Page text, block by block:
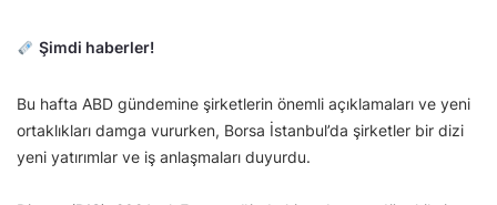
Şimdi haberler!
Bu hafta ABD gündemine şirketlerin önemli açıklamaları ve yeni
ortaklıkları damga vururken, Borsa İstanbul’da şirketler bir dizi
yeni yatırımlar ve iş anlaşmaları duyurdu.